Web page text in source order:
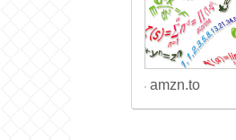
amzn.to